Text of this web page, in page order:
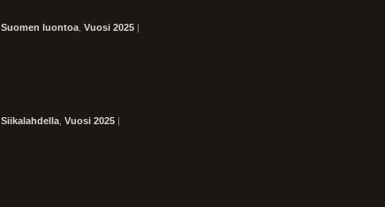
Suomen luontoa Vuosi 2025 |
Siikalahdella Vuosi 2025 |